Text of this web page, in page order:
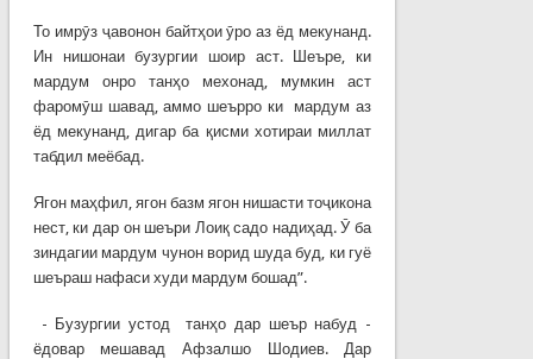
То имрӯз ҷавонон байтҳои ӯро аз ёд мекунанд.
Ин нишонаи бузургии шоир аст. Шеъре, ки
мардум онро танҳо мехонад, мумкин аст
фаромӯш шавад, аммо шеърро ки мардум аз
ёд мекунанд, дигар ба қисми хотираи миллат
табдил меёбад.
Ягон маҳфил, ягон базм ягон нишасти тоҷикона
нест, ки дар он шеъри Лоиқ садо надиҳад. Ӯ ба
зиндагии мардум чунон ворид шуда буд, ки гуё
шеъраш нафаси худи мардум бошад”.
- Бузургии устод танҳо дар шеър набуд -
ёдовар мешавад Афзалшо Шодиев. Дар